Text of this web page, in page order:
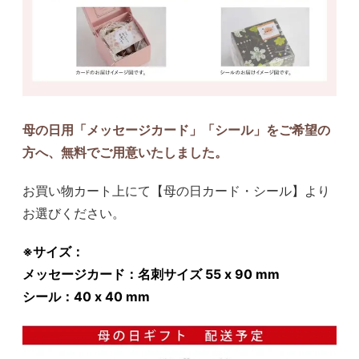
母の日用「メッセージカード」「シール」をご希望の
方へ、無料でご用意いたしました。
お買い物カート上にて【母の日カード・シール】より
お選びください。
※サイズ：
メッセージカード：名刺サイズ 55 x 90 mm
シール：40 x 40 mm